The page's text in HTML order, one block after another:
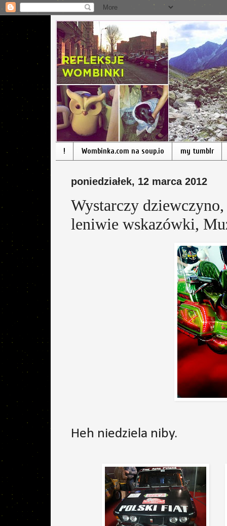
! Wombinka.com na soup.io my tumblr
poniedziałek, 12 marca 2012
Wystarczy dziewczyno,
leniwie wskazówki,
Heh niedziela niby.